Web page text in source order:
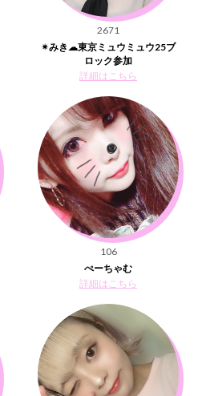
2671
✴︎みき☁︎東京ミュウミュウ25ブ
ロック参加
詳細はこちら
106
ぺーちゃむ
詳細はこちら